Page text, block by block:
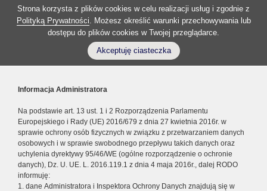
Strona korzysta z plików cookies w celu realizacji usług i zgodnie z
Polityką Prywatności. Możesz określić warunki przechowywania lub
dostępu do plików cookies w Twojej przeglądarce.
Akceptuję ciasteczka
Informacja Administratora
Na podstawie art. 13 ust. 1 i 2 Rozporządzenia Parlamentu
Europejskiego i Rady (UE) 2016/679 z dnia 27 kwietnia 2016r. w
sprawie ochrony osób fizycznych w związku z przetwarzaniem danych
osobowych i w sprawie swobodnego przepływu takich danych oraz
uchylenia dyrektywy 95/46/WE (ogólne rozporządzenie o ochronie
danych), Dz. U. UE. L. 2016.119.1 z dnia 4 maja 2016r., dalej RODO
informuję:
1. dane Administratora i Inspektora Ochrony Danych znajdują się w